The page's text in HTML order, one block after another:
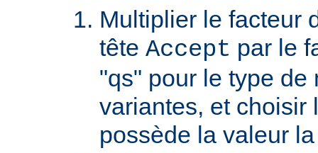
Multiplier le facteur
tête Accept par le
"qs" pour le type de
variantes, et choisir
possède la valeur